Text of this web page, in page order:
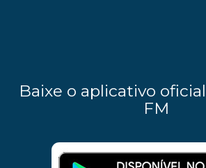
Baixe o aplicativo
FM